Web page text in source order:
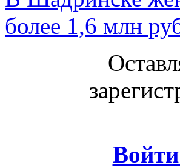
более 1,6 млн